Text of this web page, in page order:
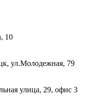
10
ул.Молодежная, 79
улица, 29, офис 3